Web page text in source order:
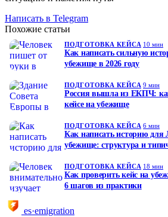
Написать в Telegram
Похожие статьи
ПОДГОТОВКА КЕЙСА 10 мин
Как написать сильную
убежище в 2026 году
ПОДГОТОВКА КЕЙСА 9 мин
Россия вышла из ЕКПЧ:
кейсе на убежище
ПОДГОТОВКА КЕЙСА 6 мин
Как написать историю для
убежище: структура и
ПОДГОТОВКА КЕЙСА 18 мин
Как проверить кейс на
6 шагов из практики
es·emigration